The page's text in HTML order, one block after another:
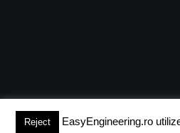
Reject EasyEngineering.ro